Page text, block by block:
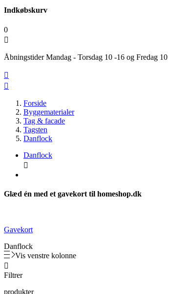
Indkøbskurv
0

Åbningstider Mandag - Torsdag 10 -16 og Fredag


Forside
Byggematerialer
Tag & facade
Tagsten
Danflock
Danflock

Glæd én med et gavekort til homeshop.dk
Gavekort
Danflock
Vis venstre kolonne

Filtrer
produkter